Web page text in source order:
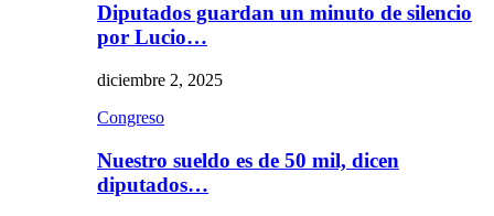
Diputados guardan un minuto de silencio
por Lucio…
diciembre 2, 2025
Congreso
Nuestro sueldo es de 50 mil, dicen
diputados…